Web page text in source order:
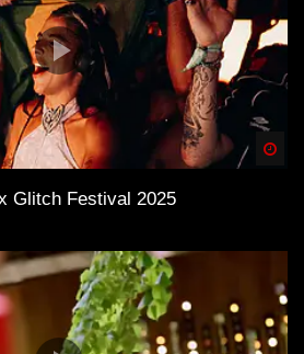
Glitch Festival 2025